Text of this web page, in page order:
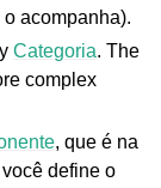
acompanha).
Categoria. The
complex
, que é na
define o